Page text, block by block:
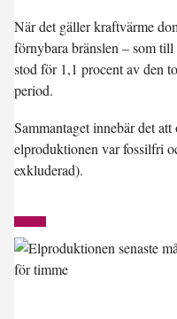
När det gäller kraftvärme
förnybara bränslen – som
stod för 1,1 procent av den
period.
Sammantaget innebär det
elproduktionen var fossilfri
exkluderad).